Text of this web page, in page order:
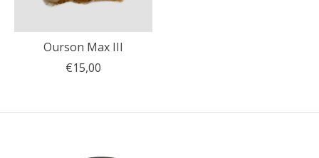
Ourson Max III
€15,00